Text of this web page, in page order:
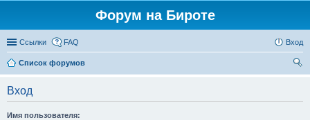
Форум на Бироте
Ссылки FAQ Вход
Список форумов
Вход
Имя пользователя: